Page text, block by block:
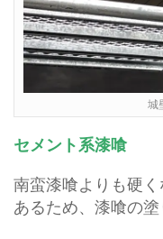
城
セメント系漆喰
南蛮漆喰よりも硬
あるため、漆喰の塗